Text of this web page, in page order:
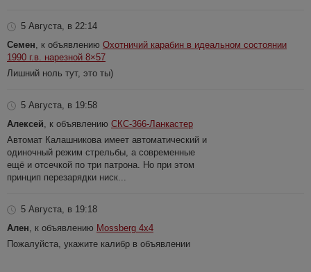
5 Августа, в 22:14
Семен , к объявлению Охотничий карабин в идеальном состоянии
1990 г.в. нарезной 8×57
Лишний ноль тут, это ты)
5 Августа, в 19:58
Алексей , к объявлению СКС-366-Ланкастер
Автомат Калашникова имеет автоматический и
одиночный режим стрельбы, а современные
ещё и отсечкой по три патрона. Но при этом
принцип перезарядки ниск...
5 Августа, в 19:18
Ален , к объявлению Mossberg 4x4
Пожалуйста, укажите калибр в объявлении